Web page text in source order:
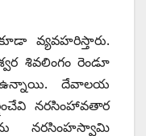
వ్యవహరిస్తారు.
శివలింగం రెండూ
ఉన్నాయి. దేవాలయ
నరసింహావతార
నరసింహస్వామి